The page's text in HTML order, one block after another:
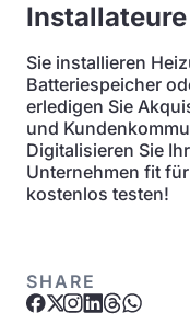
Sie installieren
Batteriespeicher
erledigen Sie
und
Digitalisieren Sie
Unternehmen fit
kostenlos testen!
SHARE